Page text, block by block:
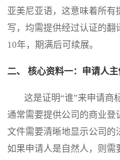
亚美尼亚语，这意味着所有
写，均需提供经过认证的翻
10年，期满后可续展。
二、 核心资料一：申请人
这是证明“谁”来申请商标
通常需要提供公司的商业登
文件需要清晰地显示公司的
如果申请人是自然人，则需